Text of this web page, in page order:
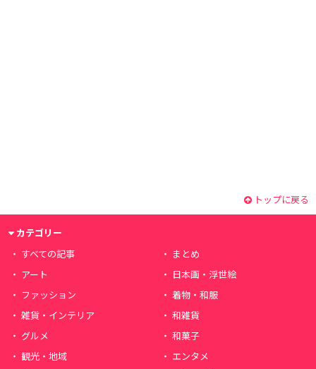
トップに戻る
カテゴリー
すべての記事
まとめ
アート
日本画・浮世絵
ファッション
着物・和服
雑貨・インテリア
和雑貨
グルメ
和菓子
観光・地域
エンタメ